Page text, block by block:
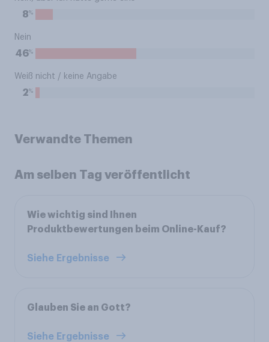
8%
Nein
46%
Weiß nicht / keine Angabe
2%
Verwandte Themen
Am selben Tag veröffentlicht
Wie wichtig sind Ihnen
Produktbewertungen beim Online-Kauf?
Siehe Ergebnisse
Glauben Sie an Gott?
Siehe Ergebnisse